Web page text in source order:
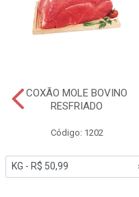
COXÃO MOLE BOVINO
RESFRIADO
Código: 1202